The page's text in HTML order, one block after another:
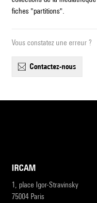
fiches "partitions".
Vous constatez une erreur ?
contactez-nous
IRCAM
1, place Igor-Stravinsky
75004 Paris